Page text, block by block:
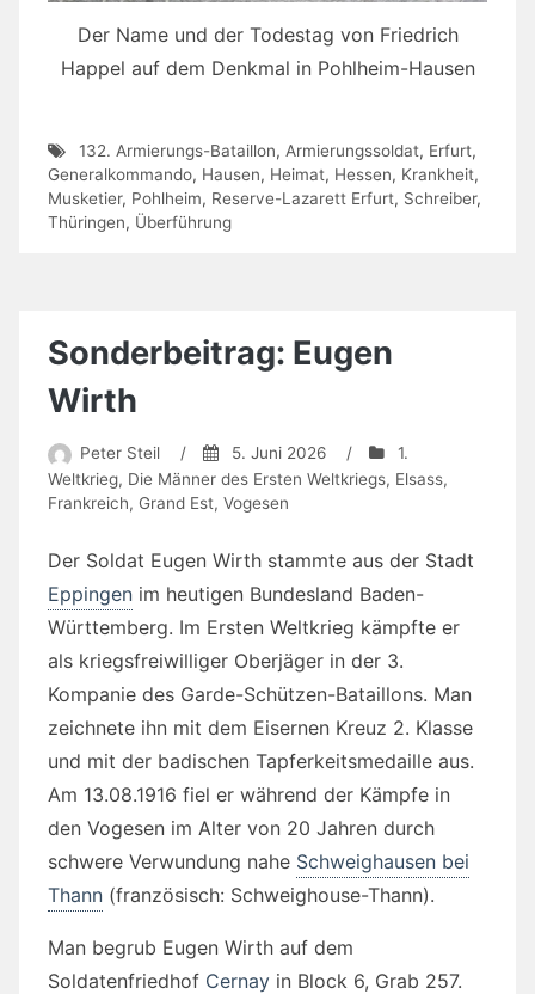
Der Name und der Todestag von Friedrich
Happel auf dem Denkmal in Pohlheim-Hausen
132. Armierungs-Bataillon, Armierungssoldat, Erfurt,
Generalkommando, Hausen, Heimat, Hessen, Krankheit,
Musketier, Pohlheim, Reserve-Lazarett Erfurt, Schreiber,
Thüringen, Überführung
Sonderbeitrag: Eugen
Wirth
Peter Steil / 5. Juni 2026 /
1.
Weltkrieg, Die Männer des Ersten Weltkriegs, Elsass,
Frankreich, Grand Est, Vogesen
Der Soldat Eugen Wirth stammte aus der Stadt
Eppingen im heutigen Bundesland Baden-
Württemberg. Im Ersten Weltkrieg kämpfte er
als kriegsfreiwilliger Oberjäger in der 3.
Kompanie des Garde-Schützen-Bataillons. Man
zeichnete ihn mit dem Eisernen Kreuz 2. Klasse
und mit der badischen Tapferkeitsmedaille aus.
Am 13.08.1916 fiel er während der Kämpfe in
den Vogesen im Alter von 20 Jahren durch
schwere Verwundung nahe Schweighausen bei
Thann (französisch: Schweighouse-Thann).
Man begrub Eugen Wirth auf dem
Soldatenfriedhof Cernay in Block 6, Grab 257.